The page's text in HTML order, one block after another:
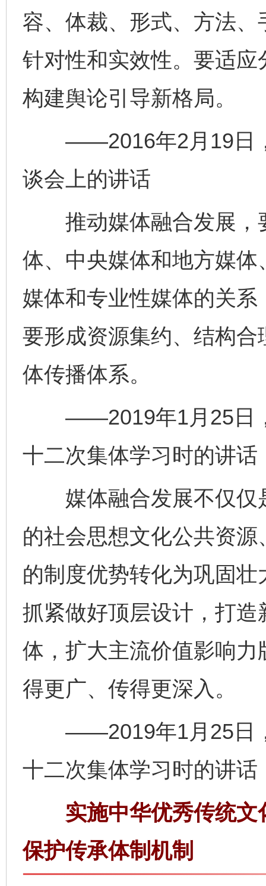
容、体裁、形式、方法
针对性和实效性。要适
构建舆论引导新格局。
——2016年2月19日，
谈会上的讲话
推动媒体融合发展，
体、中央媒体和地方媒
媒体和专业性媒体的关系
要形成资源集约、结构
体传播体系。
——2019年1月25日，
十二次集体学习时的讲话
媒体融合发展不仅仅
的社会思想文化公共资
的制度优势转化为巩固
抓紧做好顶层设计，打
体，扩大主流价值影响
得更广、传得更深入。
——2019年1月25日，
十二次集体学习时的讲话
实施中华优秀传统文
保护传承体制机制